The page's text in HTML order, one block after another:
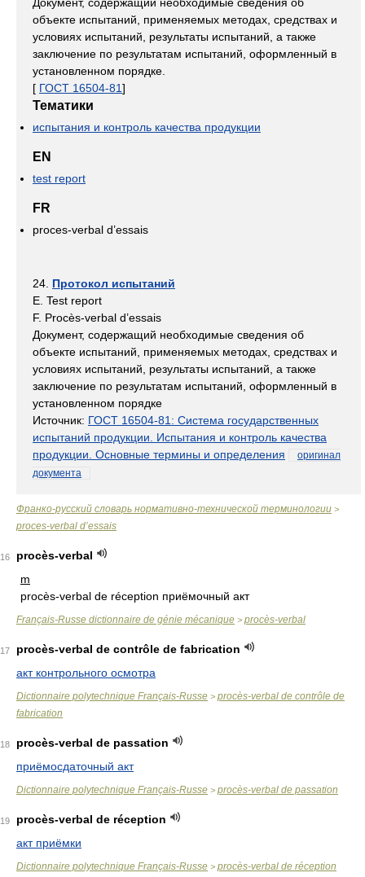
объекте испытаний, применяемых методах, средствах и
условиях испытаний, результаты испытаний, а также
заключение по результатам испытаний, оформленный в
установленном порядке.
[ ГОСТ 16504-81]
Тематики
испытания и контроль качества продукции
EN
test report
FR
proces-verbal d’essais
24. Протокол испытаний
E. Test report
F. Procès-verbal d’essais
Документ, содержащий необходимые сведения об
объекте испытаний, применяемых методах, средствах и
условиях испытаний, результаты испытаний, а также
заключение по результатам испытаний, оформленный в
установленном порядке
Источник: ГОСТ 16504-81: Система государственных
испытаний продукции. Испытания и контроль качества
продукции. Основные термины и определения
оригинал
документа
Франко-русский словарь нормативно-технической терминологии >
proces-verbal d’essais
16
procès-verbal
m
procès-verbal de réception приёмочный акт
Français-Russe dictionnaire de génie mécanique > procès-verbal
17
procès-verbal de contrôle de fabrication
акт контрольного осмотра
Dictionnaire polytechnique Français-Russe > procès-verbal de contrôle de
fabrication
18
procès-verbal de passation
приёмосдаточный акт
Dictionnaire polytechnique Français-Russe > procès-verbal de passation
19
procès-verbal de réception
акт приёмки
Dictionnaire polytechnique Français-Russe > procès-verbal de réception